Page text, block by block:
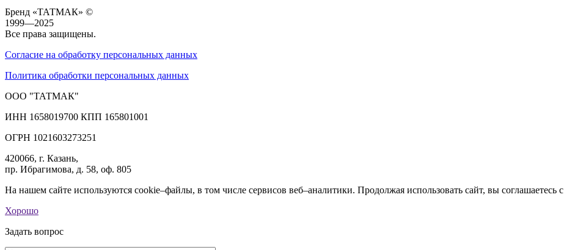
Бренд «ТАТМАК» ©
1999—2025
Все права защищены.
Согласие на обработку персональных данных
Политика обработки персональных данных
ООО "ТАТМАК"
ИНН 1658019700 КПП 165801001
ОГРН 1021603273251
420066, г. Казань,
пр. Ибрагимова, д. 58, оф. 805
На нашем сайте используются cookie–файлы, в том числе сервисов веб–аналитики. Продолжая использовать сайт, вы соглашаетесь с
Хорошо
Задать вопрос